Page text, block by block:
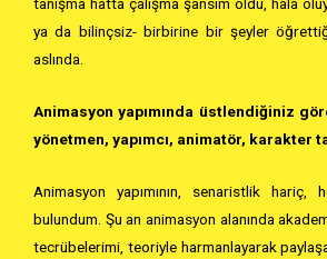
tanışma hatta çalışma şansım oldu, hala
ya da bilinçsiz- birbirine bir şeyler
aslında.
Animasyon yapımında üstlendiğiniz
yönetmen, yapımcı, animatör, karakter
Animasyon yapımının, senaristlik hariç,
bulundum. Şu an animasyon alanında
tecrübelerimi, teoriyle harmanlayarak